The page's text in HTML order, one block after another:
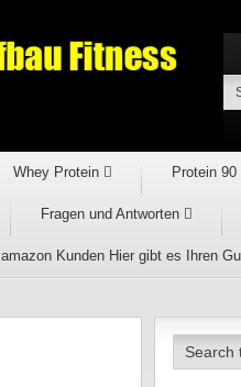
Whey Protein Protein 90
Fragen und Antworten
amazon Kunden Hier gibt es Ihren